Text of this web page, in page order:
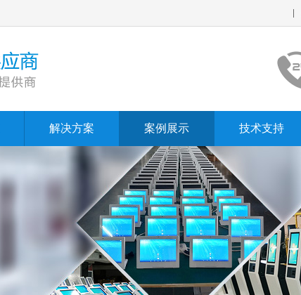
解决方案 案例展示 技术支持